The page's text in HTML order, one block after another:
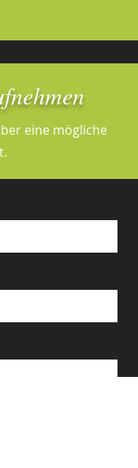
eine mögliche